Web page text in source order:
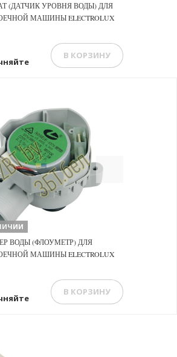
(ДАТЧИК УРОВНЯ ВОДЫ) ДЛЯ
МАШИНЫ ELECTROLUX
В КОРЗИНУ
ВОДЫ (ФЛОУМЕТР) ДЛЯ
МАШИНЫ ELECTROLUX
В КОРЗИНУ